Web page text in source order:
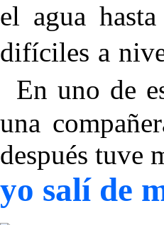
el agua
difíciles a
En uno de
una
después tuve
yo salí de